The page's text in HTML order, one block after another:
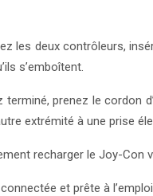
les deux contrôleurs,
s’emboîtent.
terminé, prenez le cordon
extrémité à une prise
recharger le Joy-Con
et prête à